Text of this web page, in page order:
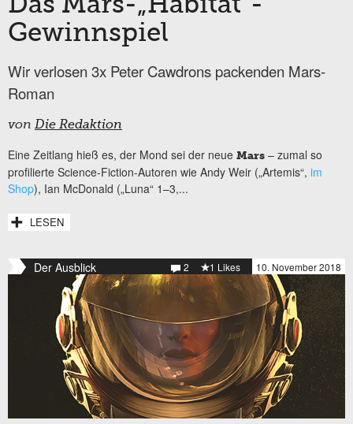
Das Mars-„Habitat“-
Gewinnspiel
Wir verlosen 3x Peter Cawdrons packenden Mars-
Roman
von Die Redaktion
Eine Zeitlang hieß es, der Mond sei der neue Mars – zumal so
profilierte Science-Fiction-Autoren wie Andy Weir („Artemis“, im
Shop), Ian McDonald („Luna“ 1–3,...
LESEN
Der Ausblick 10. November 2018
1 Likes
2